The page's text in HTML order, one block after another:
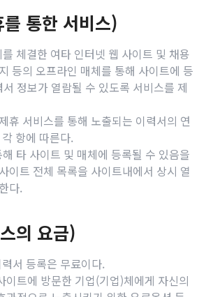
통한 서비스)
체결한 여타 인터넷 웹 사이트 및 채용
등의 오프라인 매체를 통해 사이트에 등
정보가 열람될 수 있도록 서비스를 제
휴 서비스를 통해 노출되는 이력서의 연
항에 따른다.
타 사이트 및 매체에 등록될 수 있음을
이트 전체 목록을 사이트내에서 상시 열
다.
의 요금)
서 등록은 무료이다.
이트에 방문한 기업(기업)체에게 자신의